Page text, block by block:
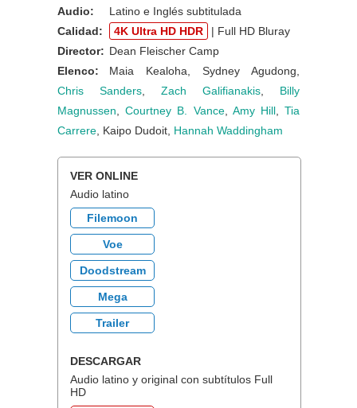
Audio:
Latino e Inglés subtitulada
Calidad:
4K Ultra HD HDR
| Full HD Bluray
Director: Dean Fleischer Camp
Elenco:
Maia Kealoha, Sydney Agudong,
Chris Sanders
Zach Galifianakis
Billy
Magnussen ,Courtney B. Vance, Amy Hill,Tia
Carrere , Kaipo Dudoit, Hannah Waddingham
VER ONLINE
Audio latino
Filemoon
Voe
Doodstream
Mega
Trailer
DESCARGAR
Audio latino y original con subtítulos Full
HD